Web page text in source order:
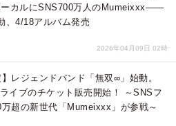
ーカルにSNS700万人のMumeixxx——
、4/18アルバム発売
2026年04月09日 02時
】レジェンドバンド「無双∞」始動。
イブのチケット販売開始！ ～SNSフ
万超の新世代「Mumeixxx」が参戦～